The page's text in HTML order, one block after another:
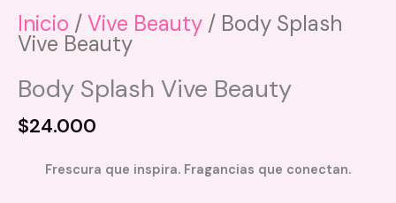
Inicio /Vive Beauty / Body Splash
Vive Beauty
Body Splash Vive Beauty
$24.000
Frescura que inspira. Fragancias que conectan.